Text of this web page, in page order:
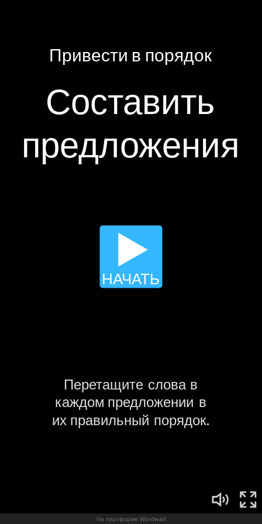
На платформе Wordwall